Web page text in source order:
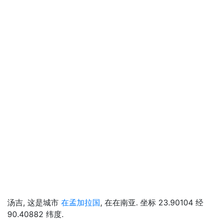
汤吉, 这是城市 在孟加拉国, 在在南亚. 坐标 23.90104 经
90.40882 纬度.